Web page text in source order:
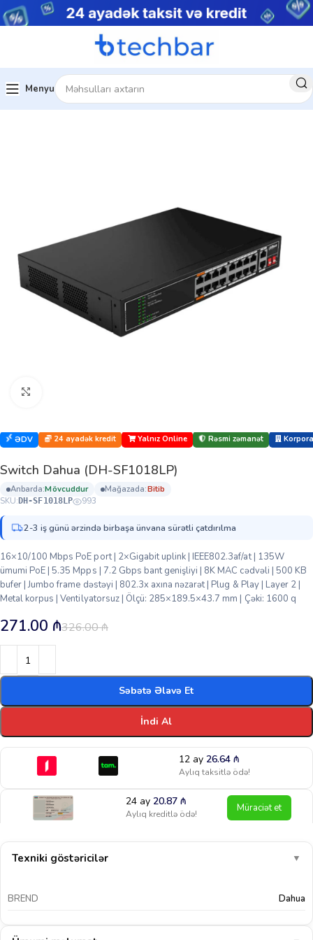
Menyu
Ev Şəbəkə avadanlıqları Konverter
ƏDV 24 ayadək kredit Yalnız Online Rəsmi zəmanət
Switch Dahua (DH-SF1018LP)
anbarda: mövcuddur mağazada:
bi̇ti̇b
SKU: DH-SF1018LP 993
2-3 iş günü ərzində birbaşa ünvana sürətli çatdırılma
16×10/100 Mbps PoE port | 2×Gigabit uplink | IEEE802.3af/at | 135W
ümumi PoE | 5.35 Mpps | 7.2 Gbps bant genişliyi | 8K MAC cədvəli | 500 KB
bufer | Jumbo frame dəstəyi | 802.3x axına nəzarət | Plug & Play | Layer 2 |
Metal korpus | Ventilyatorsuz | Ölçü: 285×189.5×43.7 mm | Çəki: 1600 q
326.00₼
271.00 ₼
Səbətə Əlavə Et
İndi Al
12 ay 26.64 ₼
Aylıq taksitlə ödə!
24 ay20.87₼
Aylıq kreditlə ödə! Müraciət et
Texniki göstəricilər ▼
BREND Dahua